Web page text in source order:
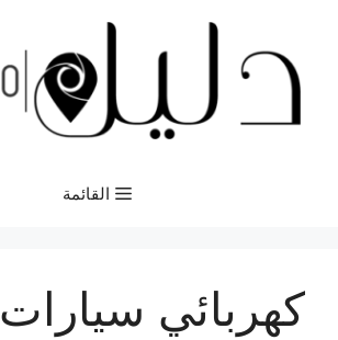
المحتوى
القائمة
كهربائي سيارات